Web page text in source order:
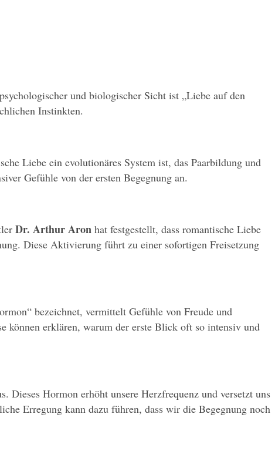
und biologischer Sicht ist „Liebe auf den
Instinkten.
Liebe ein evolutionäres System ist, das Paarbildung und
Gefühle von der ersten Begegnung an.
Dr. Arthur Aron hat festgestellt, dass romantische Liebe
Diese Aktivierung führt zu einer sofortigen Freisetzung
bezeichnet, vermittelt Gefühle von Freude und
können erklären, warum der erste Blick oft so intensiv und
Dieses Hormon erhöht unsere Herzfrequenz und versetzt uns
Erregung kann dazu führen, dass wir die Begegnung noch